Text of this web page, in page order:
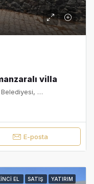
villa
Karşıyaka, Lapta-Alsancak-Çamlıbel Belediyesi, Girne ilçesi, Kuzey Kıbrıs, 99440, Κύπρος - Kıbrıs
E-posta
EL SATIŞ YATIRIM